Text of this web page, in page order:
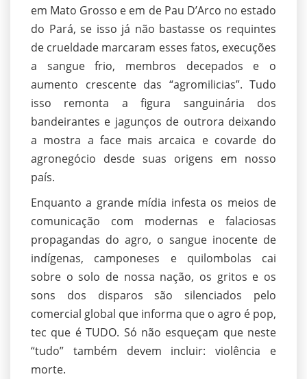
em Mato Grosso e em de Pau D’Arco no estado
do Pará, se isso já não bastasse os requintes
de crueldade marcaram esses fatos, execuções
a sangue frio, membros decepados e o
aumento crescente das “agromilicias”. Tudo
isso remonta a figura sanguinária dos
bandeirantes e jagunços de outrora deixando
a mostra a face mais arcaica e covarde do
agronegócio desde suas origens em nosso
país.
Enquanto a grande mídia infesta os meios de
comunicação com modernas e falaciosas
propagandas do agro, o sangue inocente de
indígenas, camponeses e quilombolas cai
sobre o solo de nossa nação, os gritos e os
sons dos disparos são silenciados pelo
comercial global que informa que o agro é pop,
tec que é TUDO. Só não esqueçam que neste
“tudo” também devem incluir: violência e
morte.